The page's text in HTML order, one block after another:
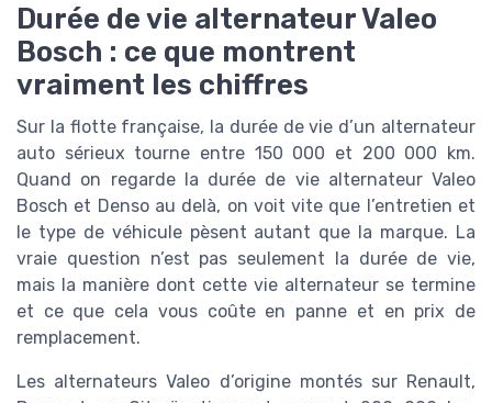
Durée de vie alternateur Valeo
Bosch : ce que montrent
vraiment les chiffres
Sur la flotte française, la durée de vie d’un alternateur
auto sérieux tourne entre 150 000 et 200 000 km.
Quand on regarde la durée de vie alternateur Valeo
Bosch et Denso au delà, on voit vite que l’entretien et
le type de véhicule pèsent autant que la marque. La
vraie question n’est pas seulement la durée de vie,
mais la manière dont cette vie alternateur se termine
et ce que cela vous coûte en panne et en prix de
remplacement.
Les alternateurs Valeo d’origine montés sur Renault,